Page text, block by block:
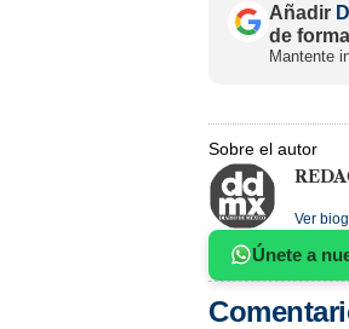
Añadir
de
Mantente
Sobre el autor
Ver
Únete a